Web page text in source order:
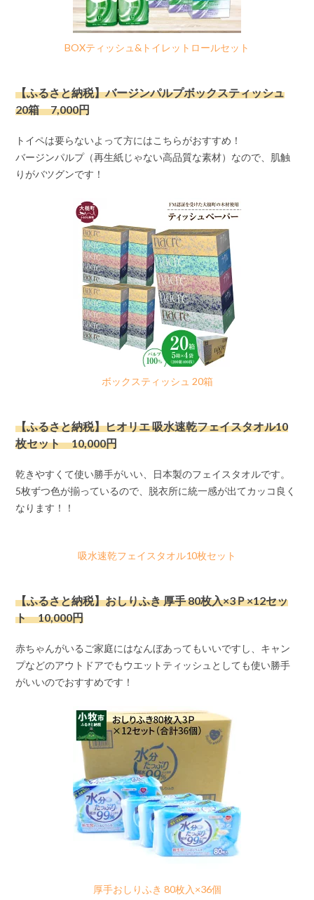
BOXティッシュ&トイレットロールセット
【ふるさと納税】バージンパルプボックスティッシュ
20箱 7,000円
トイペは要らないよって方にはこちらがおすすめ！
バージンパルプ（再生紙じゃない高品質な素材）なので、肌触
りがバツグンです！
ボックスティッシュ 20箱
【ふるさと納税】ヒオリエ 吸水速乾フェイスタオル10
枚セット 10,000円
乾きやすくて使い勝手がいい、日本製のフェイスタオルです。
5枚ずつ色が揃っているので、脱衣所に統一感が出てカッコ良く
なります！！
吸水速乾フェイスタオル10枚セット
【ふるさと納税】おしりふき 厚手 80枚入×3Ｐ×12セッ
ト 10,000円
赤ちゃんがいるご家庭にはなんぼあってもいいですし、キャン
プなどのアウトドアでもウエットティッシュとしても使い勝手
がいいのでおすすめです！
厚手おしりふき 80枚入×36個